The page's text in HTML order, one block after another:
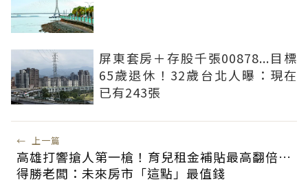
屏東套房＋存股千張00878...目標
65歲退休！32歲台北人曝：現在
已有243張
← 上一篇
高雄打響搶人第一槍！育兒租金補貼最高翻倍…
得勝老闆：未來房市「這點」最值錢